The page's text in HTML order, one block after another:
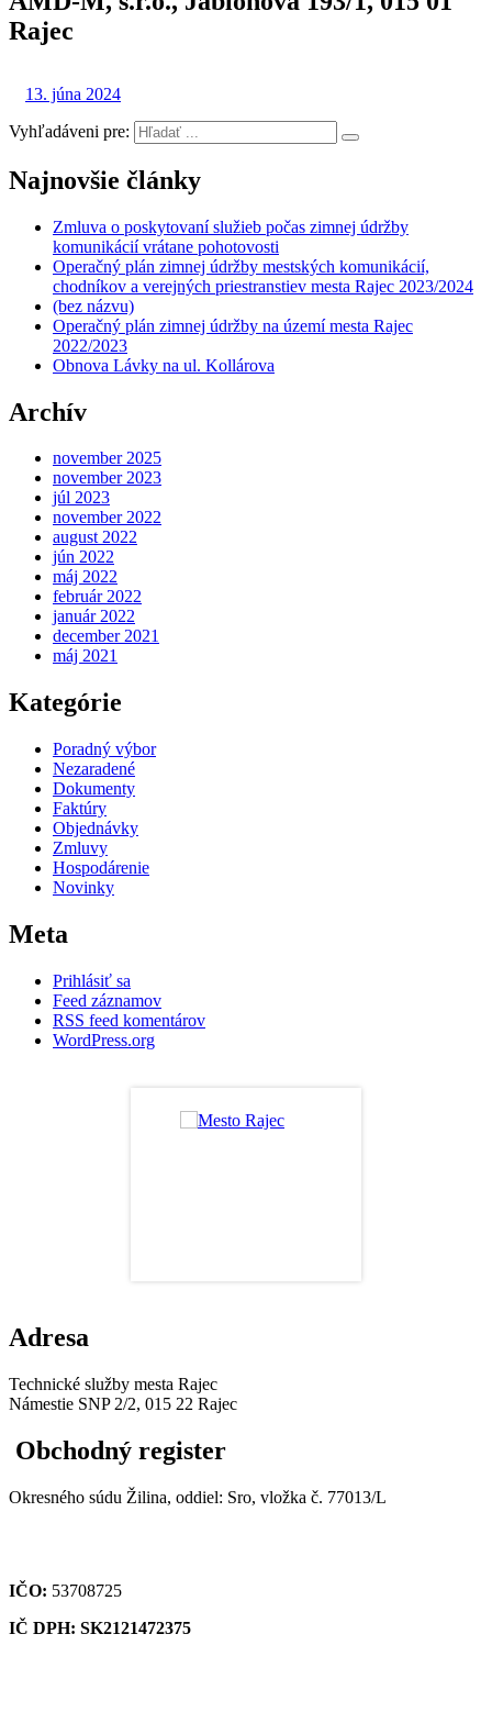
Rajec
13. júna 2024
Vyhľadáveni pre:
Najnovšie články
Zmluva o poskytovaní služieb počas zimnej údržby
komunikácií vrátane pohotovosti
Operačný plán zimnej údržby mestských komunikácií,
chodníkov a verejných priestranstiev mesta Rajec 2023/2024
(bez názvu)
Operačný plán zimnej údržby na území mesta Rajec
2022/2023
Obnova Lávky na ul. Kollárova
Archív
november 2025
november 2023
júl 2023
november 2022
august 2022
jún 2022
máj 2022
február 2022
január 2022
december 2021
máj 2021
Kategórie
Poradný výbor
Nezaradené
Dokumenty
Faktúry
Objednávky
Zmluvy
Hospodárenie
Novinky
Meta
Prihlásiť sa
Feed záznamov
RSS feed komentárov
WordPress.org
Adresa
Technické služby mesta Rajec
Námestie SNP 2/2, 015 22 Rajec
Obchodný register
Okresného súdu Žilina, oddiel: Sro, vložka č. 77013/L
IČO: 53708725
IČ DPH: SK2121472375